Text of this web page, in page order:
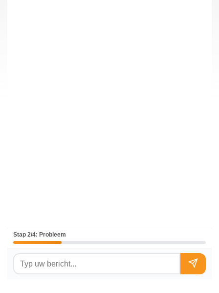
Stap 2/4: Probleem